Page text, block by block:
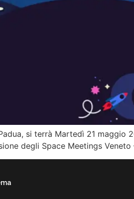
si terrà Martedì 21
degli Space Meetings